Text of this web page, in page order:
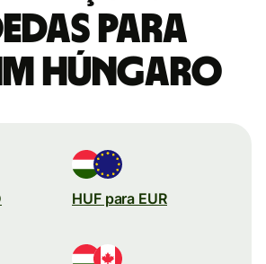
para
húngaro
HUF para EUR